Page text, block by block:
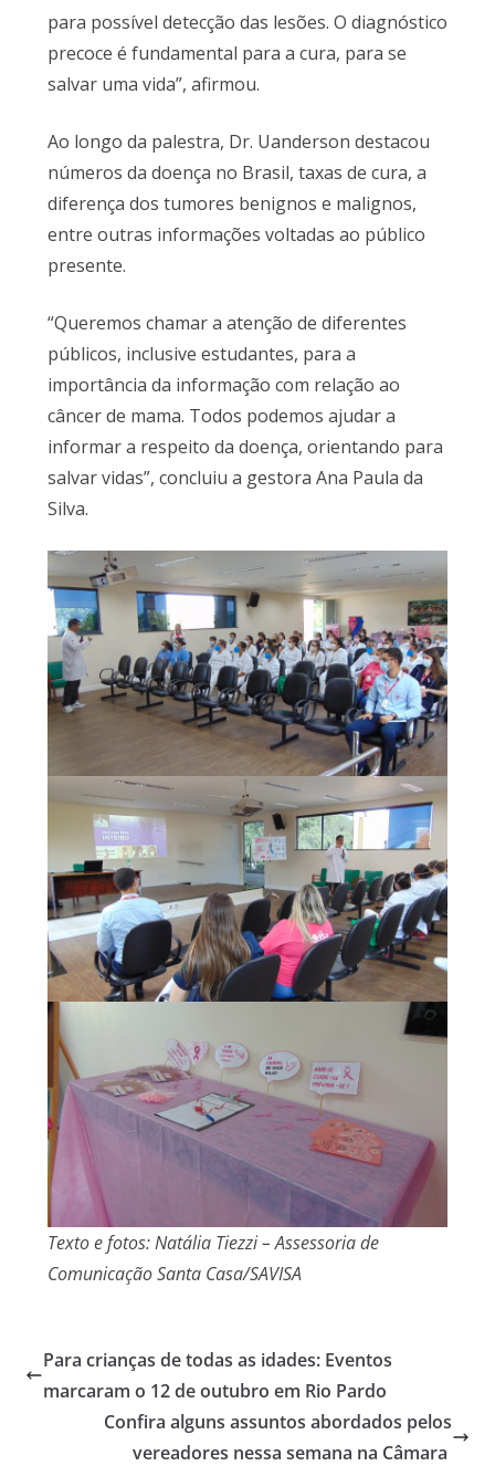
para possível detecção das lesões. O diagnóstico
precoce é fundamental para a cura, para se
salvar uma vida”, afirmou.
Ao longo da palestra, Dr. Uanderson destacou
números da doença no Brasil, taxas de cura, a
diferença dos tumores benignos e malignos,
entre outras informações voltadas ao público
presente.
“Queremos chamar a atenção de diferentes
públicos, inclusive estudantes, para a
importância da informação com relação ao
câncer de mama. Todos podemos ajudar a
informar a respeito da doença, orientando para
salvar vidas”, concluiu a gestora Ana Paula da
Silva.
Texto e fotos: Natália Tiezzi – Assessoria de
Comunicação Santa Casa/SAVISA
Para crianças de todas as idades: Eventos
marcaram o 12 de outubro em Rio Pardo
Confira alguns assuntos abordados pelos
vereadores nessa semana na Câmara